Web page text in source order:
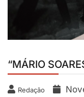
“MÁRIO
Redação